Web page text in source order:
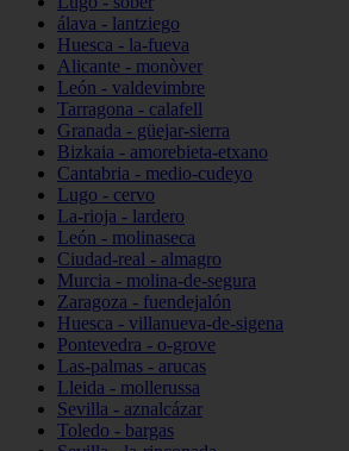
álava - lantziego
Huesca - la-fueva
Alicante - monòver
León - valdevimbre
Tarragona - calafell
Granada - güejar-sierra
Bizkaia - amorebieta-etxano
Cantabria - medio-cudeyo
Lugo - cervo
La-rioja - lardero
León - molinaseca
Ciudad-real - almagro
Murcia - molina-de-segura
Zaragoza - fuendejalón
Huesca - villanueva-de-sigena
Pontevedra - o-grove
Las-palmas - arucas
Lleida - mollerussa
Sevilla - aznalcázar
Toledo - bargas